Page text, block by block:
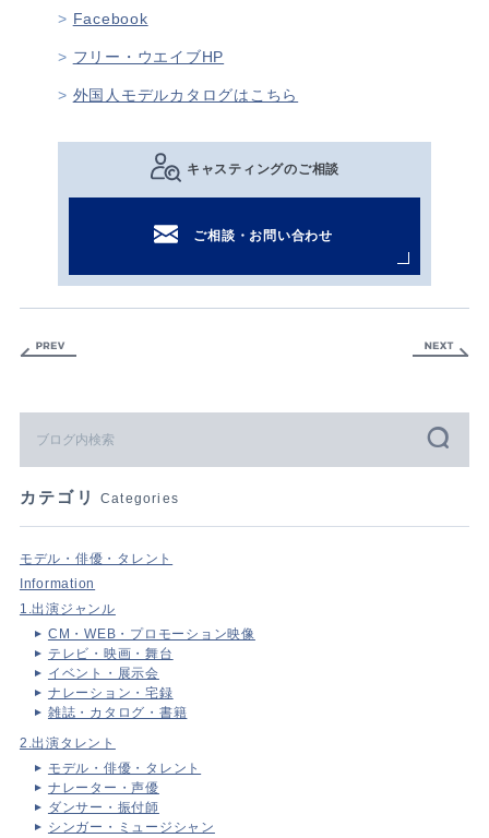
Facebook
フリー・ウエイブHP
外国人モデルカタログはこちら
キャスティングのご相談
ご相談・お問い合わせ
カテゴリ Categories
モデル・俳優・タレント
Information
1.出演ジャンル
CM・WEB・プロモーション映像
テレビ・映画・舞台
イベント・展示会
ナレーション・宅録
雑誌・カタログ・書籍
2.出演タレント
モデル・俳優・タレント
ナレーター・声優
ダンサー・振付師
シンガー・ミュージシャン